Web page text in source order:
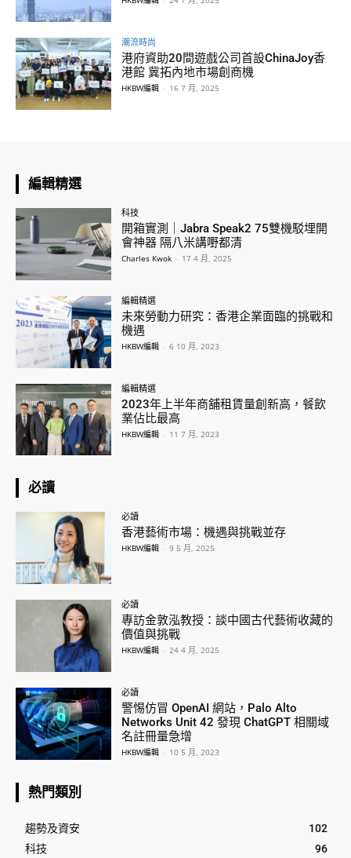
潮流時尚
港府資助20間遊戲公司首設ChinaJoy香
港館 冀拓內地市場創商機
HKBW編輯 - 16 7 月, 2025
編輯精選
科技
開箱實測｜Jabra Speak2 75雙機駁埋開
會神器 隔八米講嘢都清
Charles Kwok - 17 4 月, 2025
編輯精選
未來勞動力研究：香港企業面臨的挑戰和
機遇
HKBW編輯 - 6 10 月, 2023
編輯精選
2023年上半年商舖租賃量創新高，餐飲
業佔比最高
HKBW編輯 - 11 7 月, 2023
必讀
必讀
香港藝術市場：機遇與挑戰並存
HKBW編輯 - 9 5 月, 2025
必讀
專訪金敦泓教授：談中國古代藝術收藏的
價值與挑戰
HKBW編輯 - 24 4 月, 2025
必讀
警惕仿冒 OpenAI 網站，Palo Alto
Networks Unit 42 發現 ChatGPT 相關域
名註冊量急增
HKBW編輯 - 10 5 月, 2023
熱門類別
趨勢及資安
102
科技
96